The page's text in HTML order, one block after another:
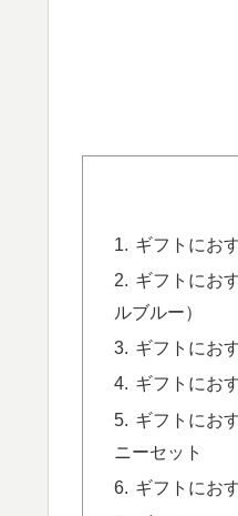
ギフトにお
ギフトにお
ルブルー）
ギフトにお
ギフトにお
ギフトにお
ニーセット
ギフトにお